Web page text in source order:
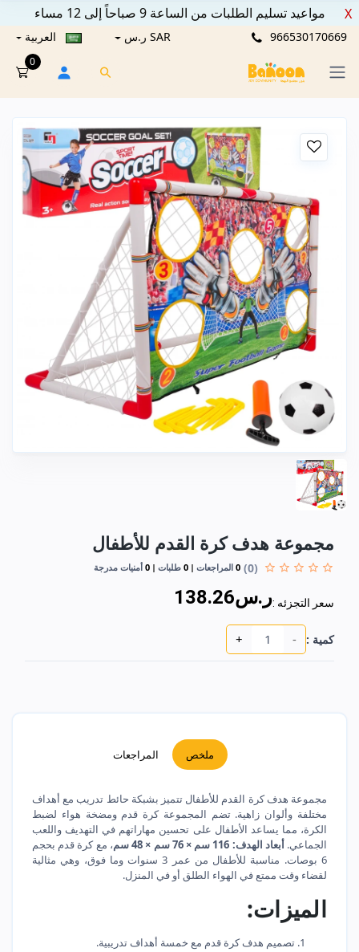
مواعيد تسليم الطلبات من الساعة 9 صباحاً إلى 12 مساء X
966530170669 SAR ر.س العربية
0
مجموعة هدف كرة القدم للأطفال
(0)
0 المراجعات 0 طلبات 0 أمنيات مدرجة
سعر التجزئه :ر.س138.26
كمية : -
+
ملخص المراجعات
مجموعة هدف كرة القدم للأطفال تتميز بشبكة حائط تدريب مع أهداف
مختلفة وألوان زاهية. تضم المجموعة كرة قدم ومضخة هواء لضبط
الكرة، مما يساعد الأطفال على تحسين مهاراتهم في التهديف واللعب
الجماعي.أبعاد الهدف: 116 سم × 76 سم × 48 سم
، مع كرة قدم بحجم
6 بوصات. مناسبة للأطفال من عمر 3 سنوات وما فوق، وهي مثالية
لقضاء وقت ممتع في الهواء الطلق أو في المنزل.
الميزات:
تصميم هدف كرة قدم مع خمسة أهداف تدريبية.